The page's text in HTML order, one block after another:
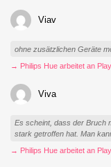
Viav
ohne zusätzlichen Geräte
→ Philips Hue arbeitet an
Viva
Es scheint, dass der Bruch
stark getroffen hat. Man
→ Philips Hue arbeitet an